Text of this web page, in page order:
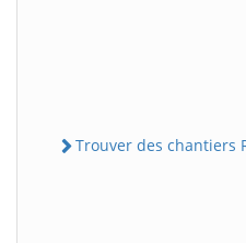
Trouver des chantiers